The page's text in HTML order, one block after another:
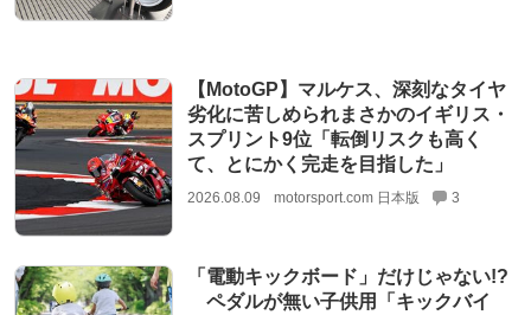
【MotoGP】マルケス、深刻なタイヤ
劣化に苦しめられまさかのイギリス・
スプリント9位「転倒リスクも高く
て、とにかく完走を目指した」
2026.08.09 motorsport.com 日本版 3
「電動キックボード」だけじゃない!?
ペダルが無い子供用「キックバイ